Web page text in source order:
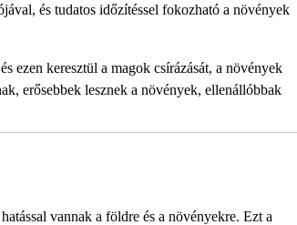
és tudatos időzítéssel fokozható a növények
ezen keresztül a magok csírázását, a növények
erősebbek lesznek a növények, ellenállóbbak
vannak a földre és a növényekre. Ezt a